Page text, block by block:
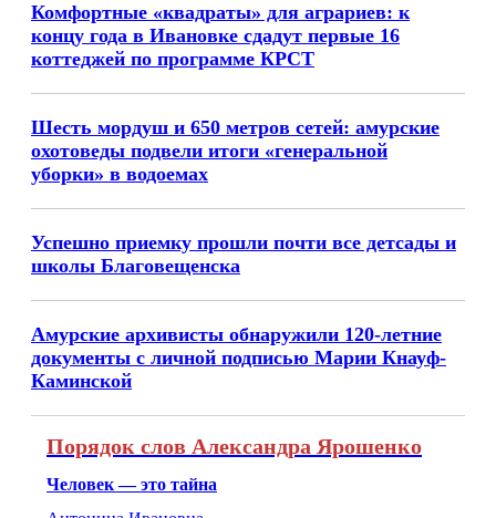
Комфортные «квадраты» для аграриев: к
концу года в Ивановке сдадут первые 16
коттеджей по программе КРСТ
Шесть мордуш и 650 метров сетей: амурские
охотоведы подвели итоги «генеральной
уборки» в водоемах
Успешно приемку прошли почти все детсады и
школы Благовещенска
Амурские архивисты обнаружили 120-летние
документы с личной подписью Марии Кнауф-
Каминской
Порядок слов Александра Ярошенко
Человек — это тайна